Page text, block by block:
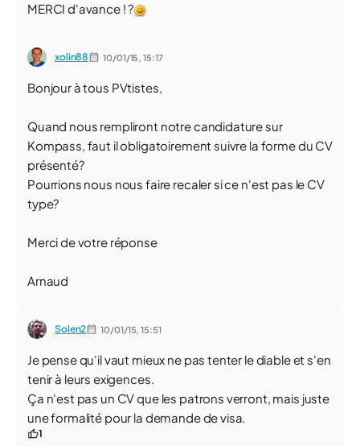
MERCI d'avance ! ?
xolin88 10/01/15,15:17
Bonjour à tous PVtistes,
Quand nous rempliront notre candidature sur
Kompass, faut il obligatoirement suivre la forme du CV
présenté?
Pourrions nous nous faire recaler si ce n'est pas le CV
type?
Merci de votre réponse
Arnaud
Solen2 10/01/15,15:51
Je pense qu'il vaut mieux ne pas tenter le diable et s'en
tenir à leurs exigences.
Ça n'est pas un CV que les patrons verront, mais juste
une formalité pour la demande de visa.
1